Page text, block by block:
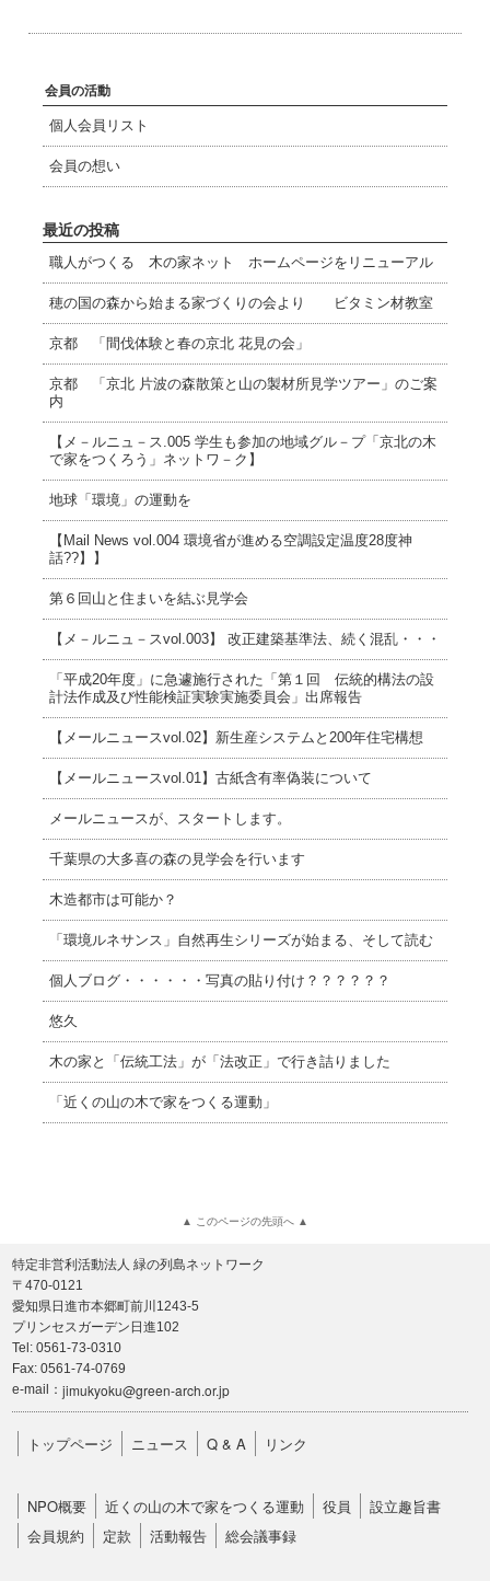
会員の活動
個人会員リスト
会員の想い
最近の投稿
職人がつくる 木の家ネット ホームページをリニューアル
穂の国の森から始まる家づくりの会より ビタミン材教室
京都 「間伐体験と春の京北 花見の会」
京都 「京北 片波の森散策と山の製材所見学ツアー」のご案
内
【メ－ルニュ－ス.005 学生も参加の地域グル－プ「京北の木
で家をつくろう」ネットワ－ク】
地球「環境」の運動を
【Mail News vol.004 環境省が進める空調設定温度28度神
話??】】
第６回山と住まいを結ぶ見学会
【メ－ルニュ－スvol.003】 改正建築基準法、続く混乱・・・
「平成20年度」に急遽施行された「第１回 伝統的構法の設
計法作成及び性能検証実験実施委員会」出席報告
【メールニュースvol.02】新生産システムと200年住宅構想
【メールニュースvol.01】古紙含有率偽装について
メールニュースが、スタートします。
千葉県の大多喜の森の見学会を行います
木造都市は可能か？
「環境ルネサンス」自然再生シリーズが始まる、そして読む
個人ブログ・・・・・・写真の貼り付け？？？？？？
悠久
木の家と「伝統工法」が「法改正」で行き詰りました
「近くの山の木で家をつくる運動」
▲ このページの先頭へ ▲
特定非営利活動法人 緑の列島ネットワーク
〒470-0121
愛知県日進市本郷町前川1243-5
プリンセスガーデン日進102
Tel: 0561-73-0310
Fax: 0561-74-0769
e-mail： jimukyoku@green-arch.or.jp
トップページ ニュース Q & A リンク
NPO概要 近くの山の木で家をつくる運動 役員
設立趣旨書
会員規約
定款 活動報告 総会議事録